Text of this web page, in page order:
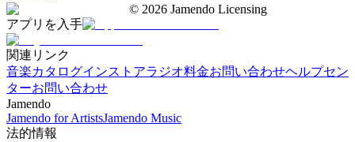
© 2026 Jamendo Licensing
アプリを入手
関連リンク
音楽カタログインストアラジオ料金お問い合わせヘルプセン
ターお問い合わせ
Jamendo
Jamendo for ArtistsJamendo Music
法的情報